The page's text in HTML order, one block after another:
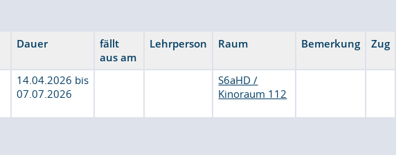
Dauer
fällt
aus am
Lehrperson Raum Bemerkung Zug
14.04.2026 bis
07.07.2026
S6aHD /
Kinoraum 112